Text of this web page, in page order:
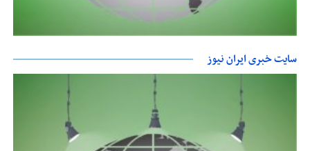
سایت خبری ایران نیوز